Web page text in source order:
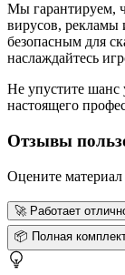
Мы гарантируем,
вирусов, рекламы
безопасным для
наслаждайтесь
Не упустите шанс
настоящего
Отзывы
Оцените материал
🚀Работает
📦 Полная